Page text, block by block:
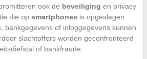
ook de beveiliging en privacy
die op smartphones is opgeslagen.
bankgegevens of inloggegevens kunnen
slachtoffers worden geconfronteerd
of bankfraude.